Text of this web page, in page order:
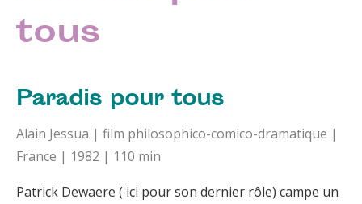
tous
Paradis pour tous
Alain Jessua | film philosophico-comico-dramatique |
France | 1982 | 110 min
Patrick Dewaere ( ici pour son dernier rôle) campe un